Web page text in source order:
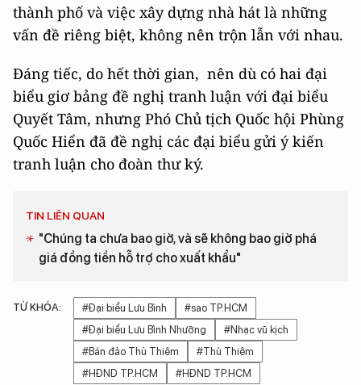
thành phố và việc xây dựng nhà hát là những
vấn đề riêng biệt, không nên trộn lẫn với nhau.
Đáng tiếc, do hết thời gian, nên dù có hai đại
biểu giơ bảng đề nghị tranh luận với đại biểu
Quyết Tâm, nhưng Phó Chủ tịch Quốc hội Phùng
Quốc Hiển đã đề nghị các đại biểu gửi ý kiến
tranh luận cho đoàn thư ký.
TIN LIÊN QUAN
"Chúng ta chưa bao giờ, và sẽ không bao giờ phá
giá đồng tiền hỗ trợ cho xuất khẩu"
TỪ KHÓA: #Đại biểu Lưu Bình
#sao TP.HCM
#Đại biểu Lưu Bình Nhưỡng
#Nhạc vũ kịch
#Bán đảo Thủ Thiêm
#Thủ Thiêm
#HĐND TP.HCM
#HĐND TP.HCM